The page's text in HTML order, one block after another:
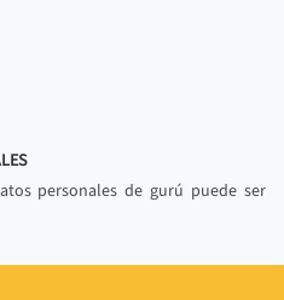
personales de gurú puede ser